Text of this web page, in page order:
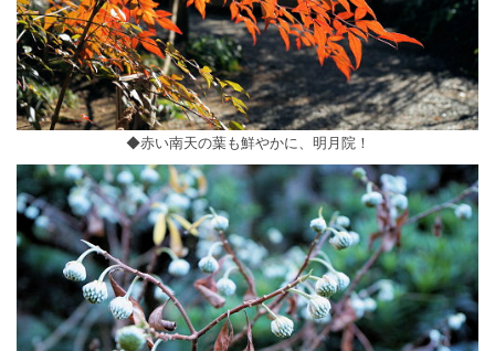
◆赤い南天の葉も鮮やかに、明月院！